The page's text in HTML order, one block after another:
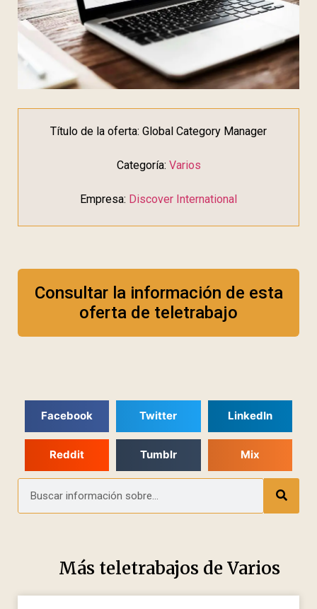
Título de la oferta: Global Category Manager
Categoría: Varios
Empresa: Discover International
Consultar la información de esta
oferta de teletrabajo
Facebook Twitter LinkedIn
Reddit Tumblr Mix
Más teletrabajos deVarios